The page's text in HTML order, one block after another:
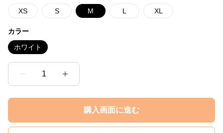
XS S M L XL
カラー
ホワイト
1
購入画面に進む